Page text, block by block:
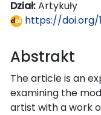
Dział:Artykuły
https://doi.org/
Abstrakt
The article is an
examining the
artist with a work